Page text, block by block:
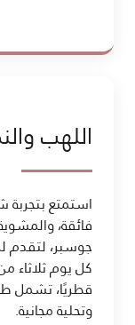
اللهب
استمتع بتجربة
فائقة،
جوسبر، لتقدم
قطريًا، تشمل
وتحلية مجانية.